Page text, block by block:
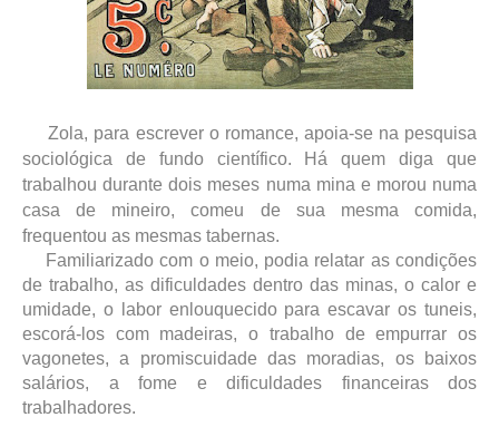
Zola, para escrever o romance, apoia-se na pesquisa
sociológica de fundo científico. Há quem diga que
trabalhou durante dois meses numa mina e morou numa
casa de mineiro, comeu de sua mesma comida,
frequentou as mesmas tabernas.
Familiarizado com o meio, podia relatar as condições
de trabalho, as dificuldades dentro das minas, o calor e
umidade, o labor enlouquecido para escavar os tuneis,
escorá-los com madeiras, o trabalho de empurrar os
vagonetes, a promiscuidade das moradias, os baixos
salários, a fome e dificuldades financeiras dos
trabalhadores.